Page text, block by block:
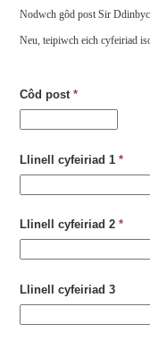
Nodwch gôd post Sir
Neu, teipiwch eich cyfeiriad
Côd post *
Llinell cyfeiriad 1 *
Llinell cyfeiriad 2 *
Llinell cyfeiriad 3